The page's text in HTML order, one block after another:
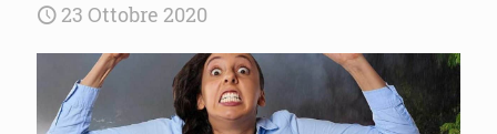
23 Ottobre 2020